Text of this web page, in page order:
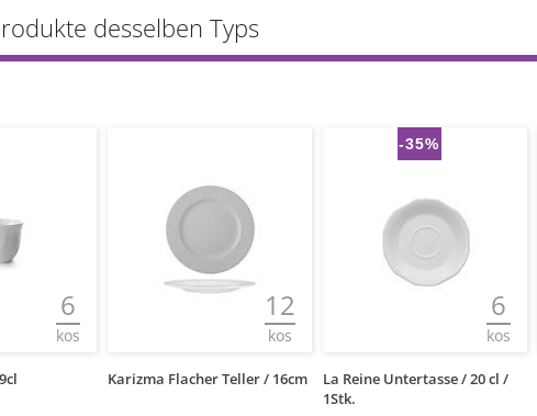
desselben Typs
6
kos
12
kos
Karizma Flacher Teller / 16cm
-35%
6
kos
La Reine Untertasse / 20 cl /
1Stk.